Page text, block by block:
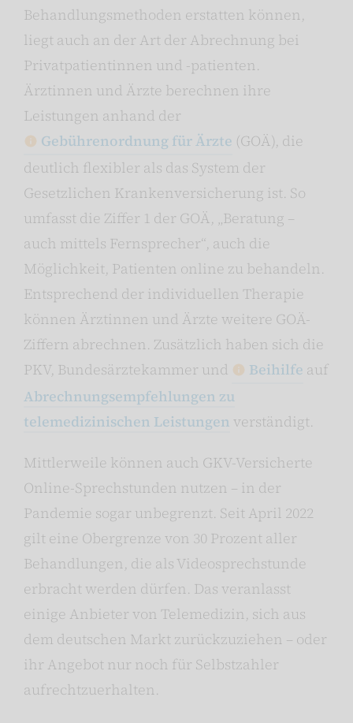
Behandlungsmethoden erstatten können,
liegt auch an der Art der Abrechnung bei
Privatpatientinnen und -patienten.
Ärztinnen und Ärzte berechnen ihre
Leistungen anhand der
Gebührenordnung für Ärzte (GOÄ), die
deutlich flexibler als das System der
Gesetzlichen Krankenversicherung ist. So
umfasst die Ziffer 1 der GOÄ, „Beratung –
auch mittels Fernsprecher“, auch die
Möglichkeit, Patienten online zu behandeln.
Entsprechend der individuellen Therapie
können Ärztinnen und Ärzte weitere GOÄ-
Ziffern abrechnen. Zusätzlich haben sich die
PKV, Bundesärztekammer und
Beihilfe auf
Abrechnungsempfehlungen zu
telemedizinischen Leistungen verständigt.
Mittlerweile können auch GKV-Versicherte
Online-Sprechstunden nutzen – in der
Pandemie sogar unbegrenzt. Seit April 2022
gilt eine Obergrenze von 30 Prozent aller
Behandlungen, die als Videosprechstunde
erbracht werden dürfen. Das veranlasst
einige Anbieter von Telemedizin, sich aus
dem deutschen Markt zurückzuziehen – oder
ihr Angebot nur noch für Selbstzahler
aufrechtzuerhalten.